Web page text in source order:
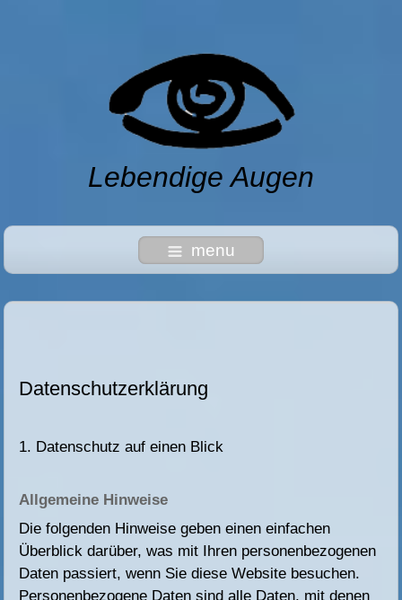
Lebendige Augen
menu
Datenschutzerklärung
1. Datenschutz auf einen Blick
Allgemeine Hinweise
Die folgenden Hinweise geben einen einfachen
Überblick darüber, was mit Ihren personenbezogenen
Daten passiert, wenn Sie diese Website besuchen.
Personenbezogene Daten sind alle Daten, mit denen